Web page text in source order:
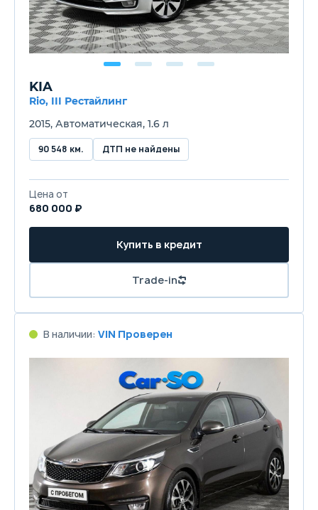
KIA
Rio, III Рестайлинг
2015, Автоматическая, 1.6 л
90 548 км. ДТП не найдены
Цена от
680 000 ₽
Купить в кредит
Trade-in
В наличии: VIN Проверен